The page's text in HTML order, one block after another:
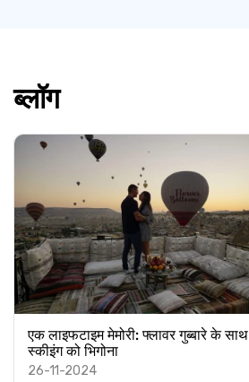
ब्लॉग
एक लाइफटाइम मेमोरी: फ्लावर गुब्बारे के साथ
स्कीइंग को भिगोना
26-11-2024